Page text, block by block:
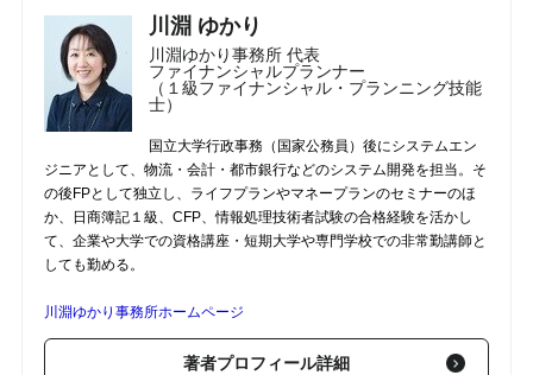
川淵 ゆかり
川淵ゆかり事務所 代表
ファイナンシャルプランナー
（１級ファイナンシャル・プランニング技能
士）
国立大学行政事務（国家公務員）後にシステムエン
ジニアとして、物流・会計・都市銀行などのシステム開発を担当。そ
の後FPとして独立し、ライフプランやマネープランのセミナーのほ
か、日商簿記１級、CFP、情報処理技術者試験の合格経験を活かし
て、企業や大学での資格講座・短期大学や専門学校での非常勤講師と
しても勤める。
川淵ゆかり事務所ホームページ
著者プロフィール詳細